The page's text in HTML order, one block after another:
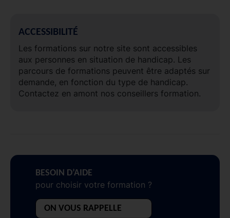
ACCESSIBILITÉ
Les formations sur notre site sont accessibles
aux personnes en situation de handicap. Les
parcours de formations peuvent être adaptés sur
demande, en fonction du type de handicap.
Contactez en amont nos conseillers formation.
BESOIN D’AIDE
pour choisir votre formation ?
ON VOUS RAPPELLE